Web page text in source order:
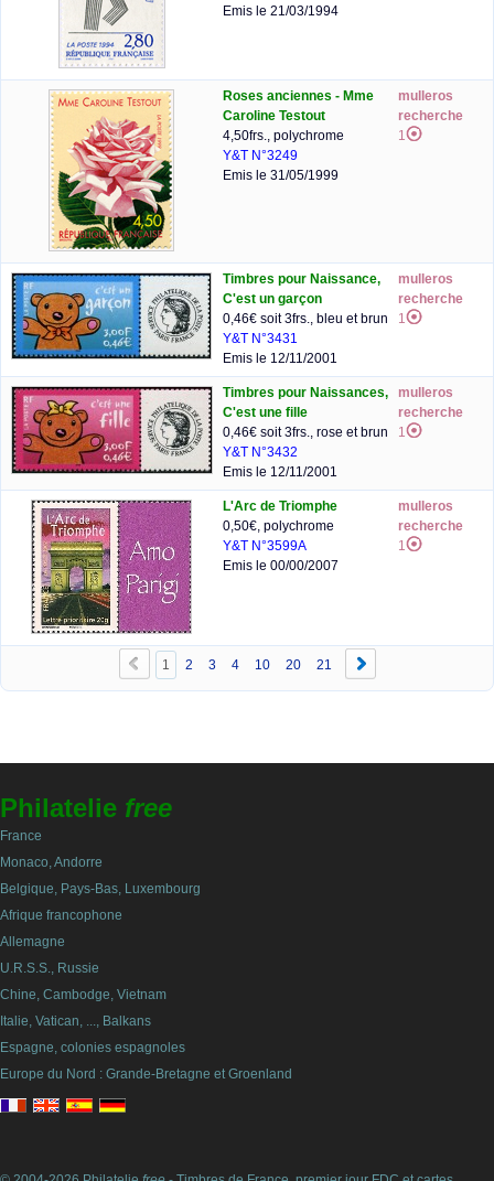
Emis le 21/03/1994
Roses anciennes - Mme
Caroline Testout
4,50frs., polychrome
Y&T N°3249
Emis le 31/05/1999
mulleros
recherche
1
Timbres pour Naissance,
C'est un garçon
0,46€ soit 3frs., bleu et brun
Y&T N°3431
Emis le 12/11/2001
mulleros
recherche
1
Timbres pour Naissances,
C'est une fille
0,46€ soit 3frs., rose et brun
Y&T N°3432
Emis le 12/11/2001
mulleros
recherche
1
L'Arc de Triomphe
0,50€, polychrome
Y&T N°3599A
Emis le 00/00/2007
mulleros
recherche
1
1 2 3 4 10 20 21
Philatelie free
France
Monaco, Andorre
Belgique, Pays-Bas, Luxembourg
Afrique francophone
Allemagne
U.R.S.S., Russie
Chine, Cambodge, Vietnam
Italie, Vatican, ..., Balkans
Espagne, colonies espagnoles
Europe du Nord : Grande-Bretagne et Groenland